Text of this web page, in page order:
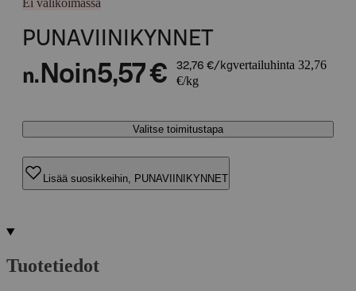
Ei valikoimassa
PUNAVIINIKYNNET
n. Noin5,57 € 32,76 €/kgvertailuhinta 32,76
€/kg
Valitse toimitustapa
Lisää suosikkeihin, PUNAVIINIKYNNET
Tuotetiedot